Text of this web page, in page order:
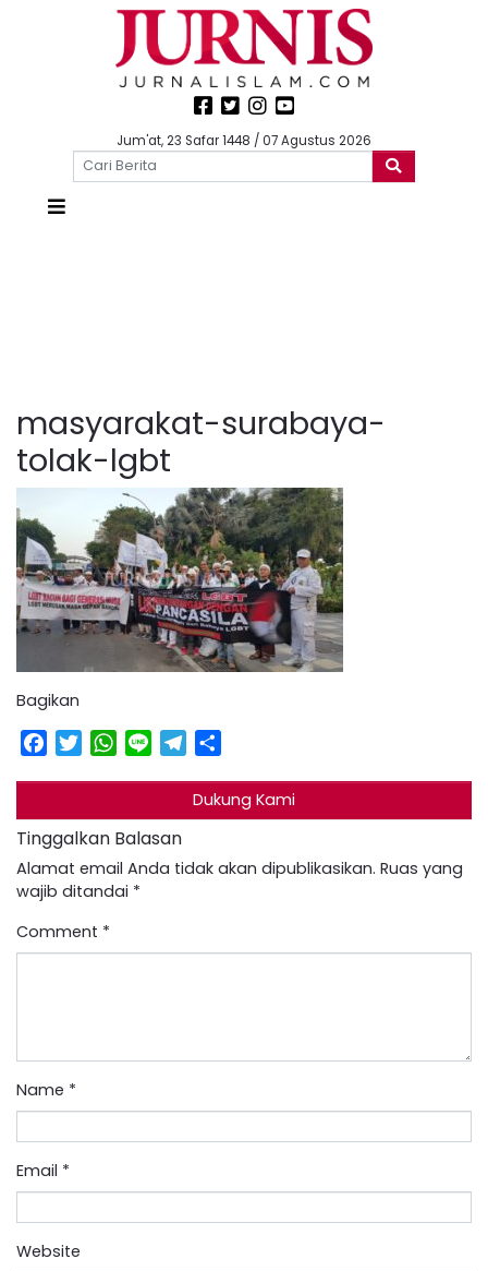
Jum'at, 23 Safar 1448 / 07 Agustus 2026
masyarakat-surabaya-
tolak-lgbt
Bagikan
Facebook
TwitterWhatsApp
Line Telegram
Dukung Kami
Tinggalkan Balasan
Alamat email Anda tidak akan dipublikasikan. Ruas yang
wajib ditandai *
Comment *
Name *
Email *
Website